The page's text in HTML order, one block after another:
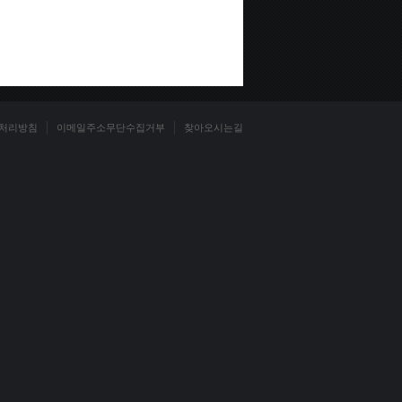
리방침 이메일주소무단수집거부 찾아오시는길